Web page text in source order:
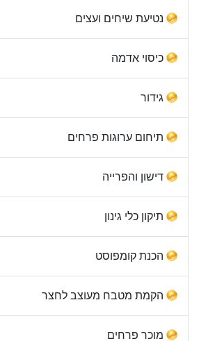
נטיעת שיחים ועצים
כיסוי אדמה
גידור
תיחום ערוגות פרחים
דישון והפרייה
תיקון כלי גינון
הכנת קומפוסט
הקמת מטבח מעוצב לחצר
מוכר פרחים